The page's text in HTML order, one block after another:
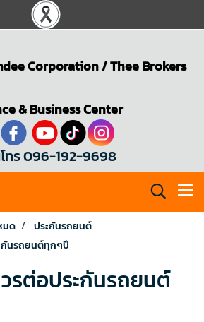
Corporation/Thee Brokers
& Business Center
ทร 096-192-9698
มด
ประกันรถยนต์
กันรถยนต์ทุกๆปี
รต่อประกันรถยนต์